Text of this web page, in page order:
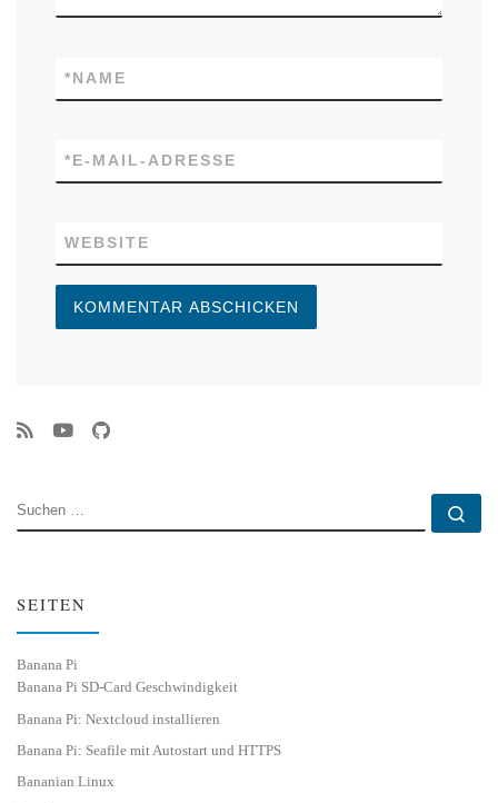
NAME
*
E-MAIL-ADRESSE
*
WEBSITE
SUCHE
SEITEN
Banana Pi
Banana Pi SD-Card Geschwindigkeit
Banana Pi: Nextcloud installieren
Banana Pi: Seafile mit Autostart und HTTPS
Bananian Linux